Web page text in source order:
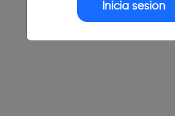
Inicia sesión